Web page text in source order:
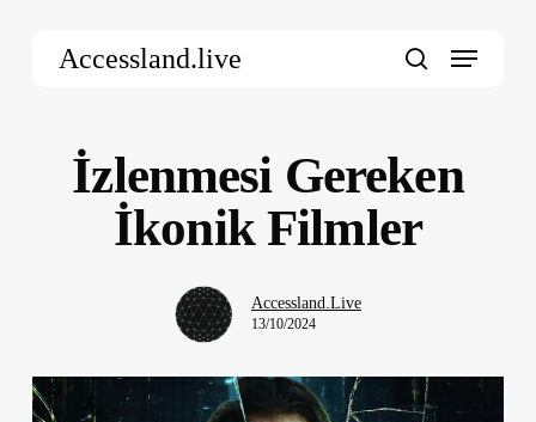
Accessland.live Menu
İzlenmesi Gereken
İkonik Filmler
Accessland.Live
13/10/2024